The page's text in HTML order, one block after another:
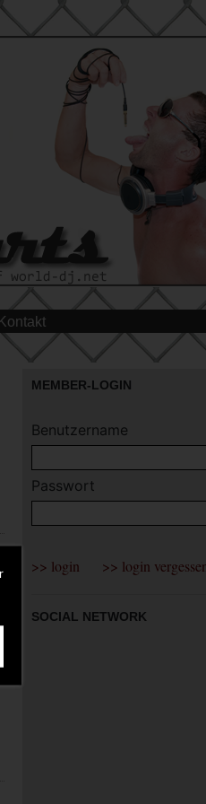
Kontakt
MEMBER-LOGIN
Benutzername
Passwort
SOCIAL NETWORK